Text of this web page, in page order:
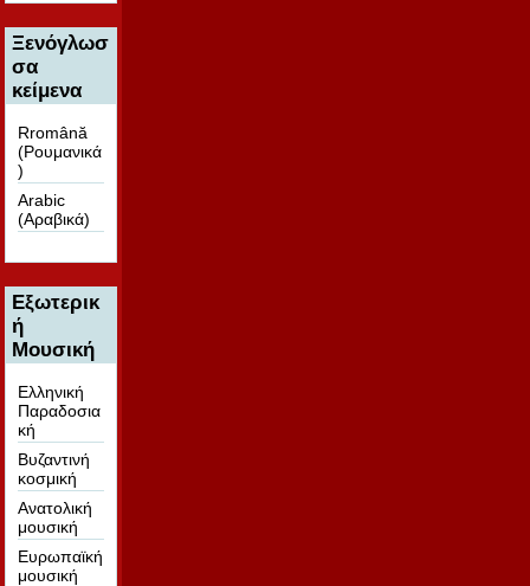
Ξενόγλωσ
σα
κείμενα
Rromână
(Ρουμανικά
)
Arabic
(Αραβικά)
Εξωτερικ
ή
Μουσική
Ελληνική
Παραδοσια
κή
Βυζαντινή
κοσμική
Ανατολική
μουσική
Ευρωπαϊκή
μουσική